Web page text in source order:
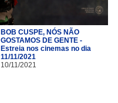
BOB CUSPE, NÓS NÃO
GOSTAMOS DE GENTE -
Estreia nos cinemas no dia
11/11/2021
10/11/2021